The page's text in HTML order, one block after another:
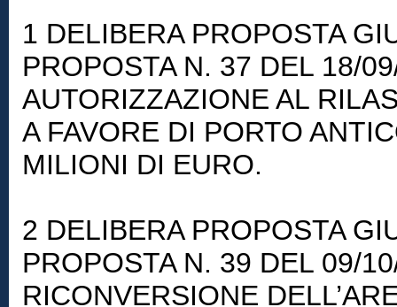
1 DELIBERA PROPOSTA
PROPOSTA N. 37 DEL 18/
AUTORIZZAZIONE AL
A FAVORE DI PORTO
MILIONI DI EURO.
2 DELIBERA PROPOSTA
PROPOSTA N. 39 DEL 09/
RICONVERSIONE